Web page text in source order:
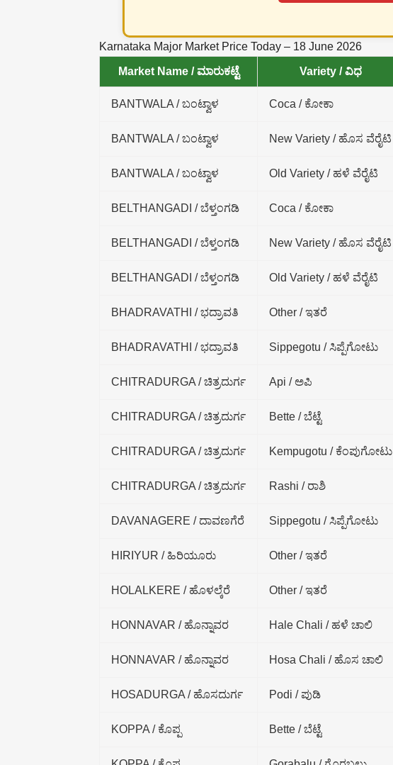
Karnataka Major Market Price Today – 18 June 2026
Market Name / ಮಾರುಕಟ್ಟೆ Variety / ವಿಧ
BANTWALA / ಬಂಟ್ವಾಳ Coca / ಕೋಕಾ
BANTWALA / ಬಂಟ್ವಾಳ New Variety / ಹೊಸ ವೆರೈಟಿ
BANTWALA / ಬಂಟ್ವಾಳ Old Variety / ಹಳೆ ವೆರೈಟಿ
BELTHANGADI / ಬೆಳ್ತಂಗಡಿ Coca / ಕೋಕಾ
BELTHANGADI / ಬೆಳ್ತಂಗಡಿ New Variety / ಹೊಸ ವೆರೈಟಿ
BELTHANGADI / ಬೆಳ್ತಂಗಡಿ Old Variety / ಹಳೆ ವೆರೈಟಿ
BHADRAVATHI / ಭದ್ರಾವತಿ Other / ಇತರೆ
BHADRAVATHI / ಭದ್ರಾವತಿ Sippegotu / ಸಿಪ್ಪೆಗೋಟು
CHITRADURGA / ಚಿತ್ರದುರ್ಗ Api / ಅಪಿ
CHITRADURGA / ಚಿತ್ರದುರ್ಗ Bette / ಬೆಟ್ಟೆ
CHITRADURGA / ಚಿತ್ರದುರ್ಗ Kempugotu / ಕೆಂಪುಗೋಟು
CHITRADURGA / ಚಿತ್ರದುರ್ಗ Rashi / ರಾಶಿ
DAVANAGERE / ದಾವಣಗೆರೆ Sippegotu / ಸಿಪ್ಪೆಗೋಟು
HIRIYUR / ಹಿರಿಯೂರು Other / ಇತರೆ
HOLALKERE / ಹೊಳಲ್ಕೆರೆ Other / ಇತರೆ
HONNAVAR / ಹೊನ್ನಾವರ Hale Chali / ಹಳೆ ಚಾಲಿ
HONNAVAR / ಹೊನ್ನಾವರ Hosa Chali / ಹೊಸ ಚಾಲಿ
HOSADURGA / ಹೊಸದುರ್ಗ Podi / ಪುಡಿ
KOPPA / ಕೊಪ್ಪ Bette / ಬೆಟ್ಟೆ